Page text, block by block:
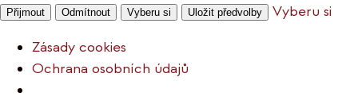
Přijmout Odmítnout Vyberu si Uložit předvolby
Vyberu si
Zásady cookies
Ochrana osobních údajů